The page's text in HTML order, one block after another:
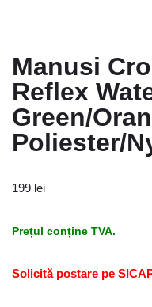
Manusi
Reflex
Green/
Poliester/
199 lei
Prețul conține TVA.
Solicită postare pe